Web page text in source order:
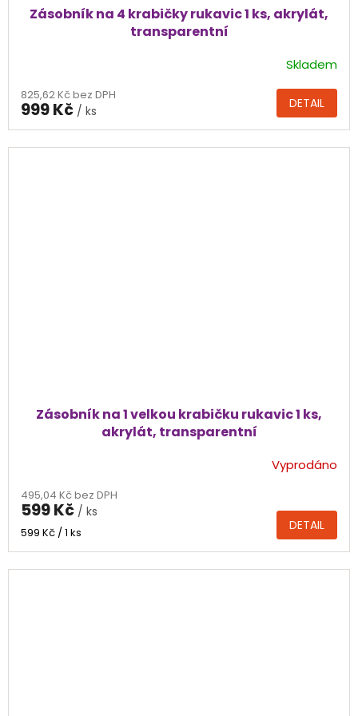
Zásobník na 4 krabičky rukavic 1 ks, akrylát,
transparentní
produktu
je
5,0
z
Skladem
825,62 Kč bez DPH
999 Kč / ks DETAIL
Zásobník na 1 velkou krabičku rukavic 1 ks,
akrylát, transparentní
Vyprodáno
495,04 Kč bez DPH
599 Kč / ks
Měrná
599 Kč / 1 ks DETAIL